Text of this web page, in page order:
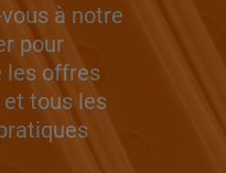
à notre
pour
les offres
tous les